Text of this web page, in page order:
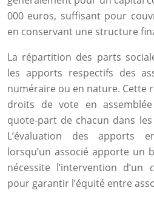
000 euros, suffisant pour
en conservant une structure
La répartition des parts
les apports respectifs des
numéraire ou en nature. Cette
droits de vote en
quote-part de chacun dans
L’évaluation des apports
lorsqu’un associé apporte un
nécessite l’intervention d’un
pour garantir l’équité entre